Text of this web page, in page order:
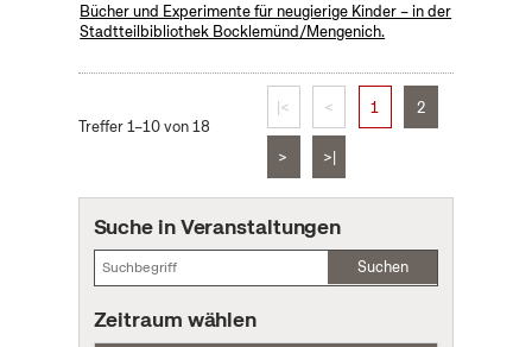
Bücher und Experimente für neugierige Kinder – in der
Stadtteilbibliothek Bocklemünd/Mengenich.
Treffer 1–10 von 18
|< < 1 2
> >|
Suche in Veranstaltungen
Suchen
Zeitraum wählen